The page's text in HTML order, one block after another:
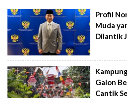
Profil
Muda
Dilantik
Galon
Cantik